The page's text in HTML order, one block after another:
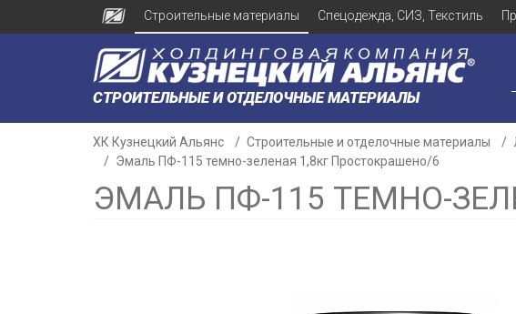
Строительные материалы Спецодежда, СИЗ, Текстиль
СТРОИТЕЛЬНЫЕ И ОТДЕЛОЧНЫЕ МАТЕРИАЛЫ
ХК Кузнецкий Альянс Строительные и отделочные материалы
Эмаль ПФ-115 темно-зеленая 1,8кг Простокрашено/6
ЭМАЛЬ ПФ-115 ТЕМНО-